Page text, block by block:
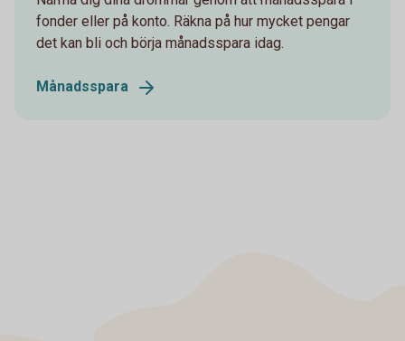
fonder eller på konto. Räkna på hur mycket pengar
det kan bli och börja månadsspara idag.
Månadsspara